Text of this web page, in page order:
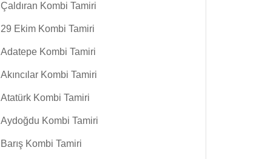
Çaldıran Kombi Tamiri
29 Ekim Kombi Tamiri
Adatepe Kombi Tamiri
Akıncılar Kombi Tamiri
Atatürk Kombi Tamiri
Aydoğdu Kombi Tamiri
Barış Kombi Tamiri